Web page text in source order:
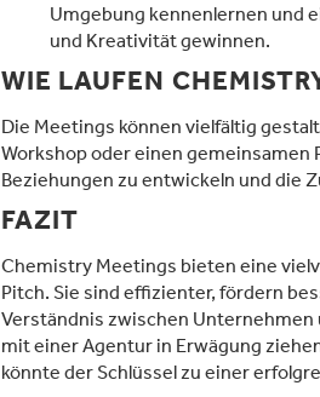
Umgebung kennenlernen und
und Kreativität gewinnen.
WIE LAUFEN
Die Meetings können vielfältig
Workshop oder einen gemeinsamen
Beziehungen zu entwickeln und die
FAZIT
Chemistry Meetings bieten eine
Pitch. Sie sind effizienter, fördern
Verständnis zwischen
mit einer Agentur in Erwägung
könnte der Schlüssel zu einer